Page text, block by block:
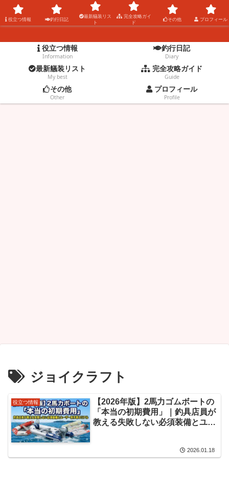
コウタの釣りblog。
役立つ情報
Information
釣行日記
Diary
最新艤装リスト
My best
完全攻略ガイド
Guide
その他
Other
プロフィール
Profile
ジョイクラフト
役立つ情報
【2026年版】2馬力ゴムボートの
「本当の初期費用」｜釣具店員が
教える失敗しない必須装備とユー
2026.01.18
役立つ情報 釣行日記
最新艤装リス
ト
完全攻略ガイ
ド
その他 プロフィール